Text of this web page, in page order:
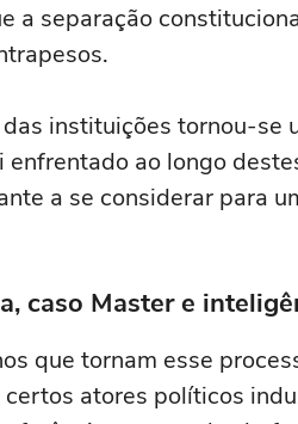
a separação
instituições tornou-se
enfrentado ao longo
a se considerar para
caso Master e
que tornam esse
atores políticos